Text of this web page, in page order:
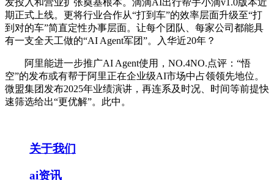
发投入和营业扩张奠基根本。滴滴AI出行帮手小滴v1.0版本近
期正式上线。更将行业合作从“打到车”的效率层面升级至“打
到对的车”简直定性办事层面。让每个团队、每家公司都能具
有一支全天工做的“AI Agent军团”。入华近20年？
阿里能进一步推广AI Agent使用，NO.4NO.点评：“悟
空”的发布或有帮于阿里正在企业级AI市场中占领领先地位。
微盟集团发布2025年业绩演讲，再连系及时况、时间等前提快
速筛选给出“更优解”。此中。
关于我们
ai资讯